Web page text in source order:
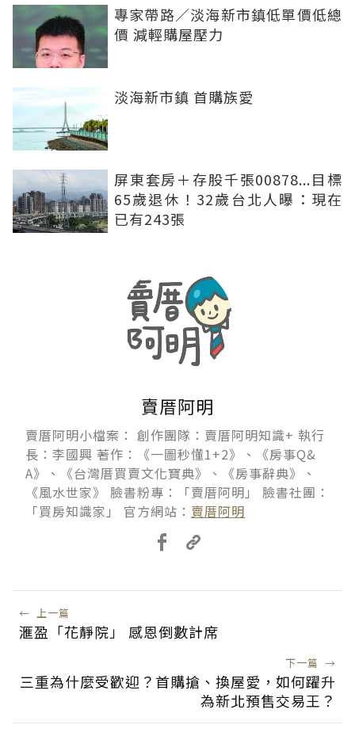
專家帶路／淡海新市鎮低單價低總
價 減輕購屋壓力
淡海新市鎮 首購族愛
屏東套房＋存股千張00878...目標
65歲退休！32歲台北人曝：現在
已有243張
賣厝阿明
賣厝阿明小檔案： 創作團隊：賣厝阿明知識+ 執行
長：李國興 著作：《一圖秒懂1+2》、《房事Q&
A》、《台灣厝買賣文化寶典》、《房事辭典》、
《風水世家》 臉書粉專：「賣厝阿明」 臉書社團：
「買房知識家」 官方網站： 賣厝阿明
← 上一篇
滙盈「花靜院」 感恩倒數計席
下一篇 →
三重為什麼受歡迎？首購搶、換屋愛，如何躍升
為新北預售交易王？